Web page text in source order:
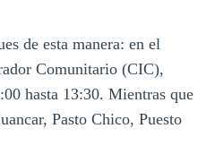
de esta manera: en el
Comunitario (CIC),
hasta 13:30. Mientras que
Pasto Chico, Puesto